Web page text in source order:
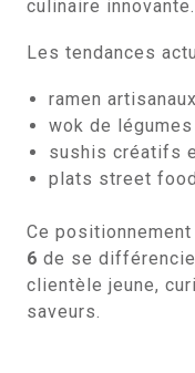
culinaire innovante.
Les tendances
ramen
wok de
sushis créatifs
plats street
Ce positionnement
6 de se
clientèle jeune,
saveurs.